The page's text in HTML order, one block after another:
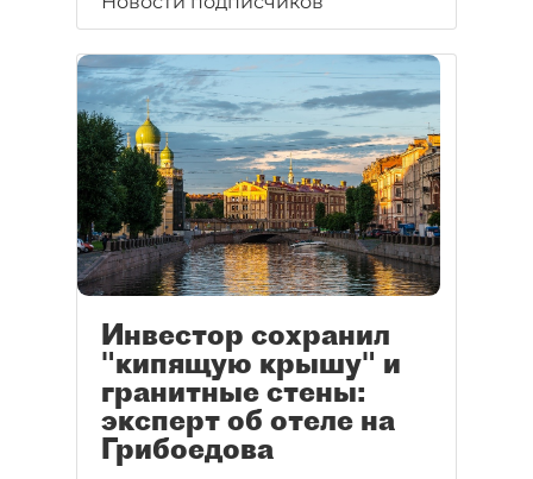
Инвестор сохранил
"кипящую крышу" и
гранитные стены:
эксперт об отеле на
Грибоедова